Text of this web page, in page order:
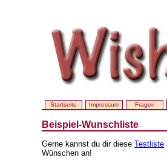
Startseite Impressum Fragen
Beispiel-Wunschliste
Gerne kannst du dir dieseTestliste
Wünschen an!